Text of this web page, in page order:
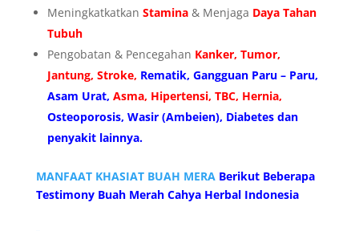
Meningkatkatkan Stamina & Menjaga Daya Tahan
Tubuh
Pengobatan & Pencegahan Kanker, Tumor,
Jantung, Stroke, Rematik, Gangguan Paru – Paru,
Asam Urat, Asma, Hipertensi, TBC, Hernia,
Osteoporosis, Wasir (Ambeien), Diabetes dan
penyakit lainnya.
MANFAAT KHASIAT BUAH MERA Berikut Beberapa
Testimony Buah Merah Cahya Herbal Indonesia